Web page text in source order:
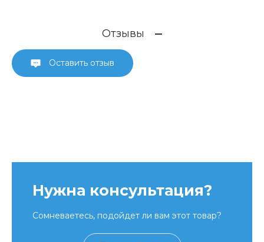
Отзывы
Оставить отзыв
Нужна консультация?
Сомневаетесь, подойдет ли вам этот товар?